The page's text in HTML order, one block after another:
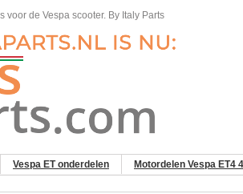
voor de Vespa scooter. By Italy Parts
Vespa ET onderdelen Motordelen Vespa ET4